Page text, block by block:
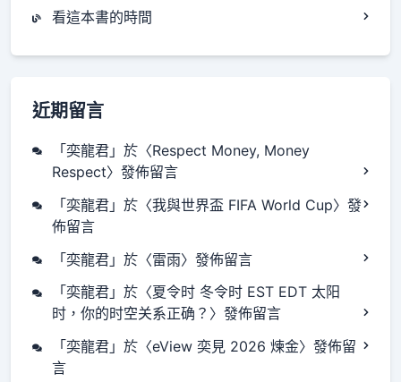
看這本書的時間
近期留言
「奕龍君 」於〈Respect Money, Money
Respect〉發佈留言
「奕龍君 」於〈我與世界盃 FIFA World Cup〉發
佈留言
「奕龍君 」於〈雷雨〉發佈留言
「奕龍君 」於〈夏令时 冬令时 EST EDT 太阳
时，你的时空关系正确？ 〉發佈留言
「奕龍君 」於〈eView 奕見 2026 煉金〉發佈留
言